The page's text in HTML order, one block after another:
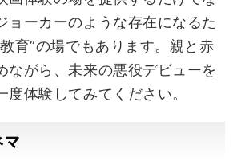
ョーカーのような存在になるた
育”の場でもあります。親と赤
ながら、未来の悪役デビューを
度体験してみてください。